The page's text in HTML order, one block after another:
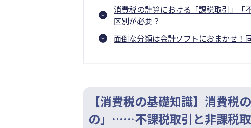
消費税の計算における「課税取引」
区別が必要？
面倒な分類は会計ソフトにおまかせ！
【消費税の基礎知識】消費税
の」……不課税取引と非課税